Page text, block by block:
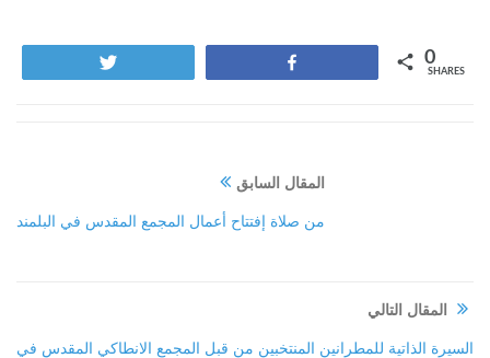
0
SHARES
المقال السابق
من صلاة إفتتاح أعمال المجمع المقدس في البلمند‏
المقال التالي
السيرة الذاتية للمطرانين المنتخبين من قبل المجمع الانطاكي المقدس في